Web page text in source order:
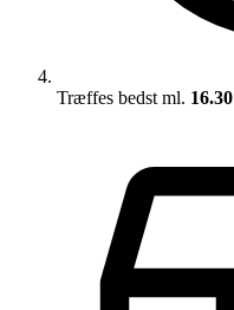
Træffes bedst ml. 16.30